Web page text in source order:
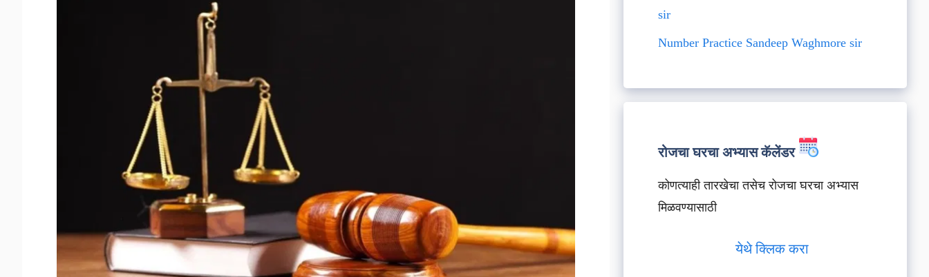
sir
Number Practice Sandeep Waghmore sir
रोजचा घरचा अभ्यास कॅलेंडर
कोणत्याही तारखेचा तसेच रोजचा घरचा अभ्यास
मिळवण्यासाठी
येथे क्लिक करा